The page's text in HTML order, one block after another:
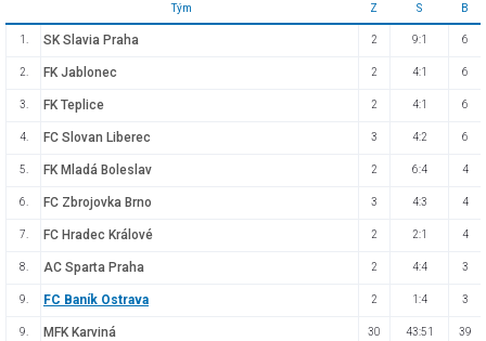
Tým Z S B
1. SK Slavia Praha 2 9:1 6
2. FK Jablonec 2 4:1 6
3. FK Teplice 2 4:1 6
4. FC Slovan Liberec 3 4:2 6
5. FK Mladá Boleslav 2 6:4 4
6. FC Zbrojovka Brno 3 4:3 4
7. FC Hradec Králové 2 2:1 4
8. AC Sparta Praha 2 4:4 3
9. FC Baník Ostrava 2 1:4 3
9. MFK Karviná 30 43:51 39